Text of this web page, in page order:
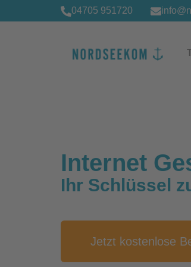
Inhalt
04705 951720
Internet
Ihr Schlüssel
Jetzt kostenlose